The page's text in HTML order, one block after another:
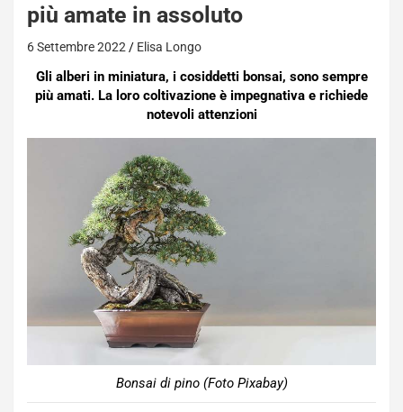
più amate in assoluto
6 Settembre 2022 Elisa Longo
Gli alberi in miniatura, i cosiddetti bonsai, sono sempre
più amati. La loro coltivazione è impegnativa e richiede
notevoli attenzioni
Bonsai di pino (Foto Pixabay)